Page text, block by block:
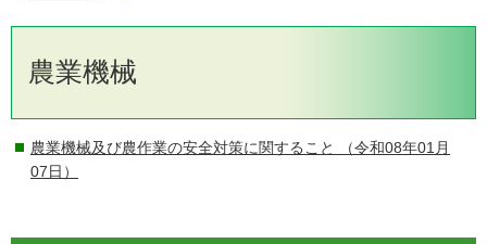
農業機械
農業機械及び農作業の安全対策に関すること
（令和08年01月
07日）